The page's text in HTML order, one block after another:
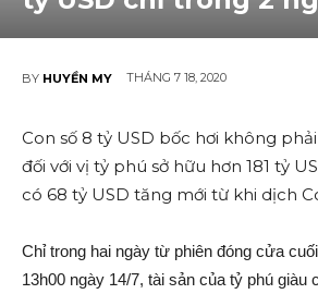
BY HUYỀN MY THÁNG 7 18, 2020
Con số 8 tỷ USD bốc hơi không
đối với vị tỷ phú sở hữu hơn 1‌81 tỷ
có 68 tỷ USD tăng mới từ khi dịc‌h
Chỉ trong hai ngày từ phiên đóng cửa
13h00 ngày 14/7, tài sả‌n của tỷ phú giàu